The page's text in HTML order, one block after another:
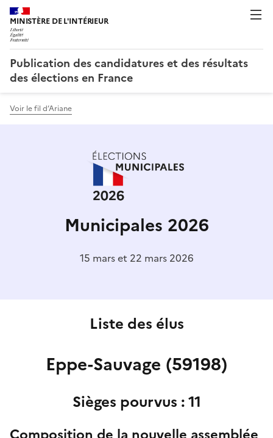
MINISTÈRE DE L'INTÉRIEUR
Publication des candidatures et des résultats
des élections en France
Voir le fil d’Ariane
Municipales 2026
15 mars et 22 mars 2026
Liste des élus
Eppe-Sauvage (59198)
Sièges pourvus : 11